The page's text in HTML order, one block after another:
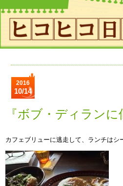
2016
10/14
『ボブ・ディランに
カフェブリューに逃走して、ランチはシ